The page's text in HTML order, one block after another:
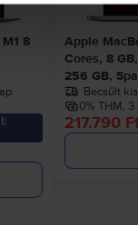
8
Apple
Cores, 8
256 GB,
Becsült
0% THM,
217.790